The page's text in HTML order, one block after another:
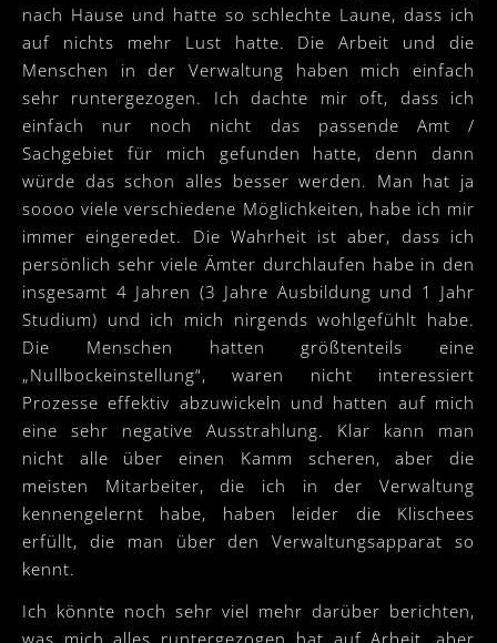
nach Hause und hatte so schlechte Laune, dass ich
auf nichts mehr Lust hatte. Die Arbeit und die
Menschen in der Verwaltung haben mich einfach
sehr runtergezogen. Ich dachte mir oft, dass ich
einfach nur noch nicht das passende Amt /
Sachgebiet für mich gefunden hatte, denn dann
würde das schon alles besser werden. Man hat ja
soooo viele verschiedene Möglichkeiten, habe ich mir
immer eingeredet. Die Wahrheit ist aber, dass ich
persönlich sehr viele Ämter durchlaufen habe in den
insgesamt 4 Jahren (3 Jahre Ausbildung und 1 Jahr
Studium) und ich mich nirgends wohlgefühlt habe.
Die Menschen hatten größtenteils eine
„Nullbockeinstellung“, waren nicht interessiert
Prozesse effektiv abzuwickeln und hatten auf mich
eine sehr negative Ausstrahlung. Klar kann man
nicht alle über einen Kamm scheren, aber die
meisten Mitarbeiter, die ich in der Verwaltung
kennengelernt habe, haben leider die Klischees
erfüllt, die man über den Verwaltungsapparat so
kennt.
Ich könnte noch sehr viel mehr darüber berichten,
was mich alles runtergezogen hat auf Arbeit, aber